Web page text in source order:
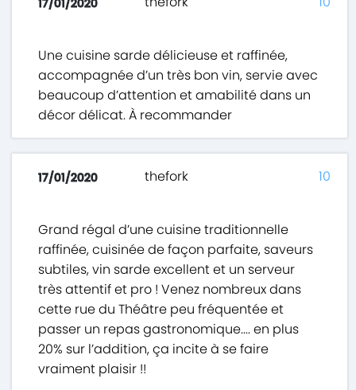
17/01/2020
Une cuisine sarde délicieuse et raffinée,
accompagnée d’un très bon vin, servie avec
beaucoup d’attention et amabilité dans un
décor délicat. À recommander
17/01/2020 thefork
Grand régal d’une cuisine traditionnelle
raffinée, cuisinée de façon parfaite, saveurs
subtiles, vin sarde excellent et un serveur
très attentif et pro ! Venez nombreux dans
cette rue du Théâtre peu fréquentée et
passer un repas gastronomique.... en plus
20% sur l’addition, ça incite à se faire
vraiment plaisir !!
10